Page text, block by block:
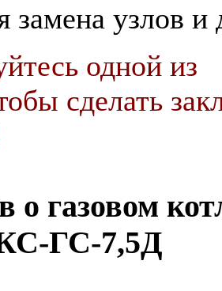
замена узлов и
одной из
сделать
о газовом
ГС-7,5Д